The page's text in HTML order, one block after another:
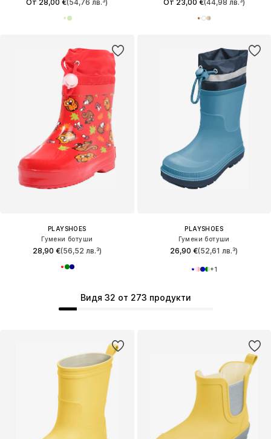
От 28,00 €(54,76 лв.³) От 23,00 €(44,98 лв.³)
PLAYSHOES
Гумени ботуши
28,90 €(56,52 лв.³)
PLAYSHOES
Гумени ботуши
26,90 €(52,61 лв.³)
+1
Видя 32 от 273 продукти